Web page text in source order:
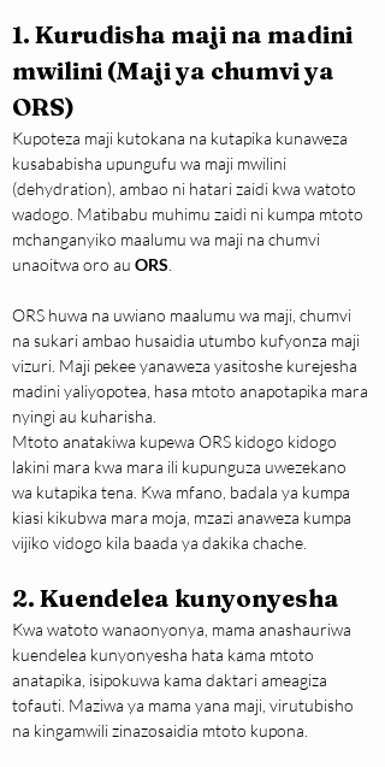
1. Kurudisha maji na madini
mwilini (Maji ya chumvi ya
ORS)
Kupoteza maji kutokana na kutapika kunaweza
kusababisha upungufu wa maji mwilini
(dehydration), ambao ni hatari zaidi kwa watoto
wadogo. Matibabu muhimu zaidi ni kumpa mtoto
mchanganyiko maalumu wa maji na chumvi
unaoitwa oro au ORS
ORS huwa na uwiano maalumu wa maji, chumvi
na sukari ambao husaidia utumbo kufyonza maji
vizuri. Maji pekee yanaweza yasitoshe kurejesha
madini yaliyopotea, hasa mtoto anapotapika mara
nyingi au kuharisha.
Mtoto anatakiwa kupewa ORS kidogo kidogo
lakini mara kwa mara ili kupunguza uwezekano
wa kutapika tena. Kwa mfano, badala ya kumpa
kiasi kikubwa mara moja, mzazi anaweza kumpa
vijiko vidogo kila baada ya dakika chache.
2. Kuendelea kunyonyesha
Kwa watoto wanaonyonya, mama anashauriwa
kuendelea kunyonyesha hata kama mtoto
anatapika, isipokuwa kama daktari ameagiza
tofauti. Maziwa ya mama yana maji, virutubisho
na kingamwili zinazosaidia mtoto kupona.